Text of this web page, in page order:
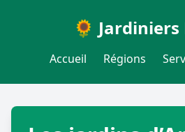
🌻 Jardiniers
Accueil Régions